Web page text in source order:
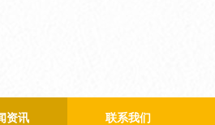
资讯 联系我们